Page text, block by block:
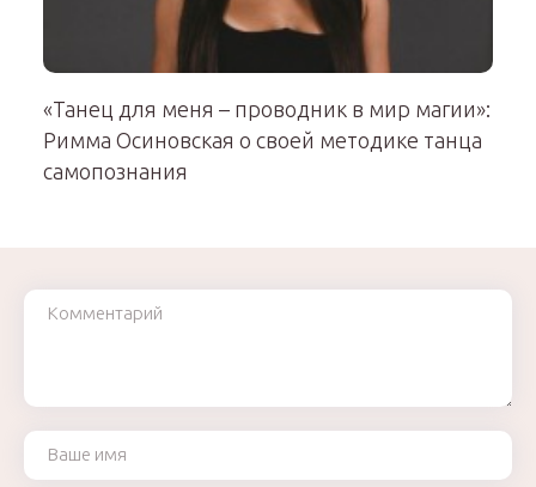
«Танец для меня – проводник в мир магии»:
Римма Осиновская о своей методике танца
самопознания
Комментарий
Ваше имя